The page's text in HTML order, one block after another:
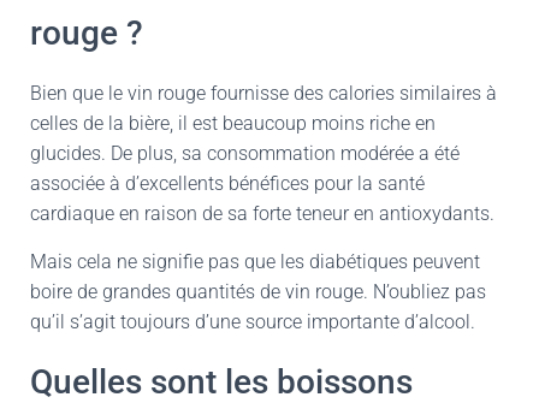
rouge ?
Bien que le vin rouge fournisse des calories similaires à
celles de la bière, il est beaucoup moins riche en
glucides. De plus, sa consommation modérée a été
associée à d’excellents bénéfices pour la santé
cardiaque en raison de sa forte teneur en antioxydants.
Mais cela ne signifie pas que les diabétiques peuvent
boire de grandes quantités de vin rouge. N’oubliez pas
qu’il s’agit toujours d’une source importante d’alcool.
Quelles sont les boissons